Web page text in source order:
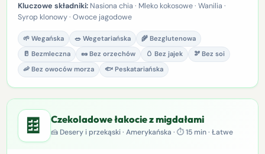
Kluczowe składniki:Nasiona chia · Mleko kokosowe · Wanilia ·
Syrop klonowy · Owoce jagodowe
🌱 Wegańska 🥗 Wegetariańska
🌾 Bezglutenowa
🥛 Bezmleczna
🥜 Bez orzechów 🥚 Bez jajek
🫘 Bez soi
🦐 Bez owoców morza
🐟 Peskatariańska
🍫 Czekoladowe łakocie z migdałami
🍰 Desery i przekąski · Amerykańska · ⏱ 15 min · Łatwe